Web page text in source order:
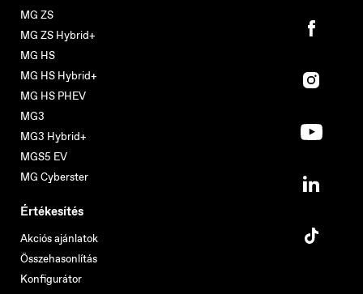
MG ZS
MG ZS Hybrid+
MG HS
MG HS Hybrid+
MG HS PHEV
MG3
MG3 Hybrid+
MGS5 EV
MG Cyberster
Értékesítés
Akciós ajánlatok
Összehasonlítás
Konfigurátor